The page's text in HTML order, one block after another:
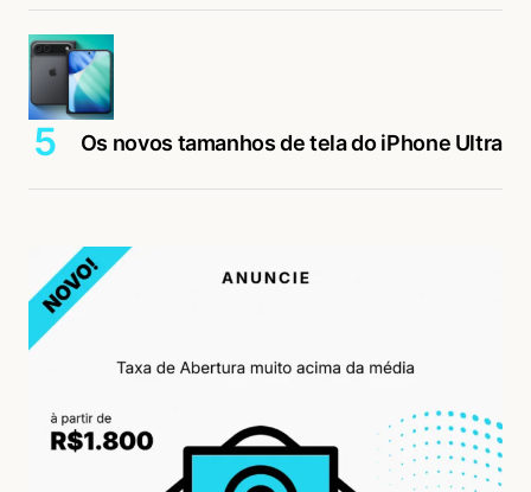
Os novos tamanhos de tela do iPhone Ultra